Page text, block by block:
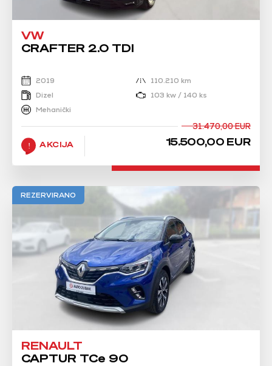
VW
CRAFTER 2.0 TDI
2019
110.210 km
Dizel
103 kw / 140 ks
Mehanički
AKCIJA
31.470,00 EUR
15.500,00 EUR
REZERVIRANO
RENAULT
CAPTUR TCe 90